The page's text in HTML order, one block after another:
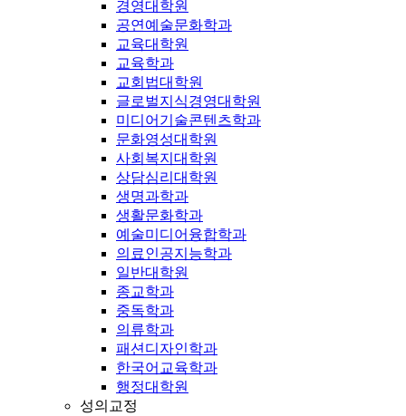
경영대학원
공연예술문화학과
교육대학원
교육학과
교회법대학원
글로벌지식경영대학원
미디어기술콘텐츠학과
문화영성대학원
사회복지대학원
상담심리대학원
생명과학과
생활문화학과
예술미디어융합학과
의료인공지능학과
일반대학원
종교학과
중독학과
의류학과
패션디자인학과
한국어교육학과
행정대학원
성의교정